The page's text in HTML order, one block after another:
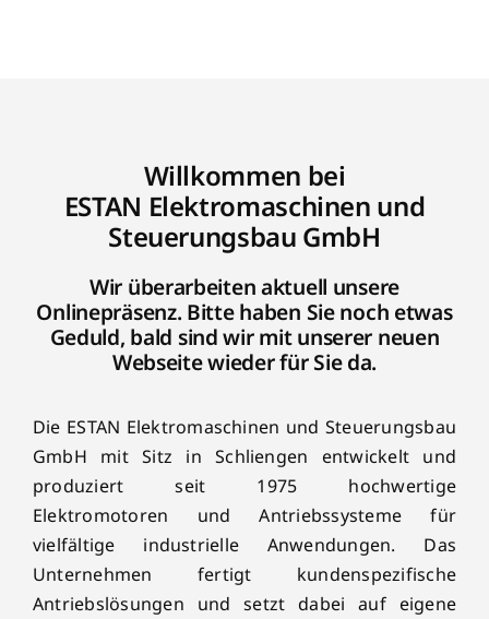
Willkommen bei
ESTAN Elektromaschinen und
Steuerungsbau GmbH
Wir überarbeiten aktuell unsere
Onlinepräsenz. Bitte haben Sie noch etwas
Geduld, bald sind wir mit unserer neuen
Webseite wieder für Sie da.
Die ESTAN Elektromaschinen und Steuerungsbau
GmbH mit Sitz in Schliengen entwickelt und
produziert seit 1975 hochwertige
Elektromotoren und Antriebssysteme für
vielfältige industrielle Anwendungen. Das
Unternehmen fertigt kundenspezifische
Antriebslösungen und setzt dabei auf eigene